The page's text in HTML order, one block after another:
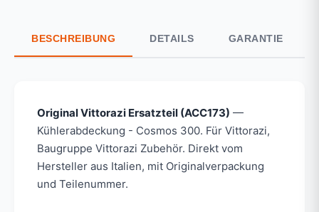
BESCHREIBUNG DETAILS GARANTIE
Original Vittorazi Ersatzteil (ACC173) —
Kühlerabdeckung - Cosmos 300. Für Vittorazi,
Baugruppe Vittorazi Zubehör. Direkt vom
Hersteller aus Italien, mit Originalverpackung
und Teilenummer.